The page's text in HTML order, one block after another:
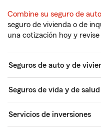
Combine su seguro de
seguro de vivienda o de
una cotización hoy y revise
Seguros de auto y de
Seguros de vida y de salud
Servicios de inversiones